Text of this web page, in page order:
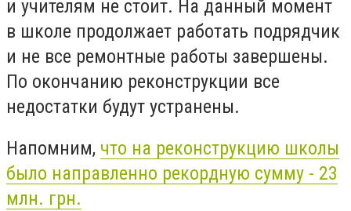
и учителям не стоит. На данный момент
в школе продолжает работать подрядчик
и не все ремонтные работы завершены.
По окончанию реконструкции все
недостатки будут устранены.
Напомним, что на реконструкцию школы
было направленно рекордную сумму - 23
млн. грн.